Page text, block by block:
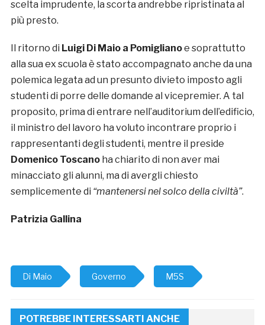
scelta imprudente, la scorta andrebbe ripristinata al
più presto.
Il ritorno di Luigi Di Maio a Pomiglianoe soprattutto
alla sua ex scuola è stato accompagnato anche da una
polemica legata ad un presunto divieto imposto agli
studenti di porre delle domande al vicepremier. A tal
proposito, prima di entrare nell’auditorium dell’edificio,
il ministro del lavoro ha voluto incontrare proprio i
rappresentanti degli studenti, mentre il preside
Domenico Toscanoha chiarito di non aver mai
minacciato gli alunni, ma di avergli chiesto
semplicemente di “mantenersi nel solco della civiltà”.
Patrizia Gallina
Di Maio Governo M5S
POTREBBE INTERESSARTI ANCHE